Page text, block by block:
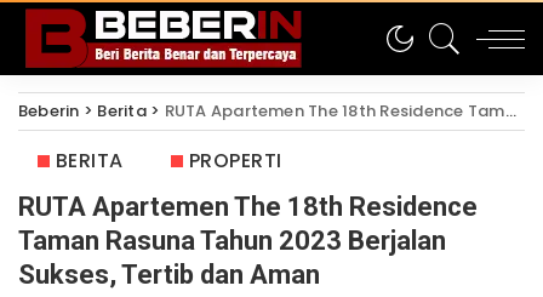
Beberin > Berita> RUTA Apartemen The 18th Residence Taman Rasuna Tahun 2023 Berjalan Sukses, Tertib dan Aman
BERITA PROPERTI
RUTA Apartemen The 18th Residence
Taman Rasuna Tahun 2023 Berjalan
Sukses, Tertib dan Aman